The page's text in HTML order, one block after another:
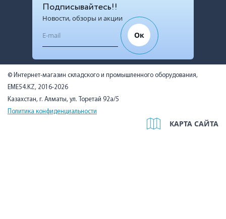
Подписывайтесь!!
Новости, обзоры и акции
Ок
© Интернет-магазин складского и промышленного оборудования,
EME54.KZ, 2016-2026
Казахстан, г. Алматы, ул. Торетай 92а/5
Политика конфиденциальности
КАРТА САЙТА